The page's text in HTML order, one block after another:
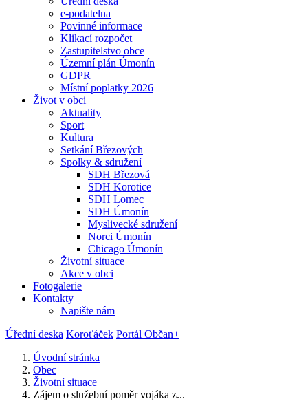
e-podatelna
Povinné informace
Klikací rozpočet
Zastupitelstvo obce
Územní plán Úmonín
GDPR
Místní poplatky 2026
Život v obci
Aktuality
Sport
Kultura
Setkání Březových
Spolky & sdružení
SDH Březová
SDH Korotice
SDH Lomec
SDH Úmonín
Myslivecké sdružení
Norci Úmonín
Chicago Úmonín
Životní situace
Akce v obci
Fotogalerie
Kontakty
Napište nám
Úřední deska Koroťáček Portál Občan+
Úvodní stránka
Obec
Životní situace
Zájem o služební poměr vojáka z...